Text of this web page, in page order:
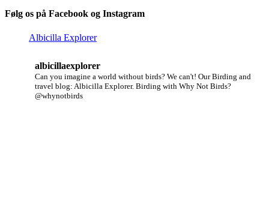
Følg os på Facebook og Instagram
Albicilla Explorer
albicillaexplorer
Can you imagine a world without birds? We can't! Our Birding and
travel blog: Albicilla Explorer. Birding with Why Not Birds?
@whynotbirds